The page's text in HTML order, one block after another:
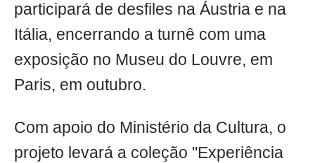
participará de desfiles na Áustria e na
Itália, encerrando a turnê com uma
exposição no Museu do Louvre, em
Paris, em outubro.
Com apoio do Ministério da Cultura, o
projeto levará a coleção "Experiência